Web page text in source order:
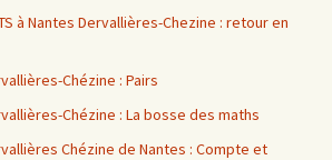
à Nantes Dervallières-Chezine : retour en
Chézine : Pairs
Chézine : La bosse des maths
Chézine de Nantes : Compte et